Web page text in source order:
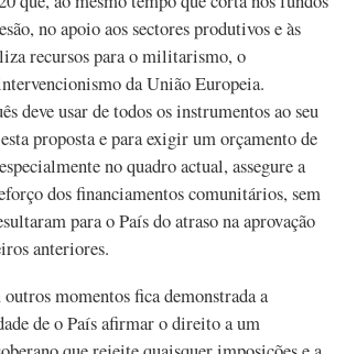
no apoio aos sectores produtivos e às
recursos para o militarismo, o
da União Europeia.
deve usar de todos os instrumentos ao seu
proposta e para exigir um orçamento de
no quadro actual, assegure a
dos financiamentos comunitários, sem
para o País do atraso na aprovação
anteriores.
momentos fica demonstrada a
de o País afirmar o direito a um